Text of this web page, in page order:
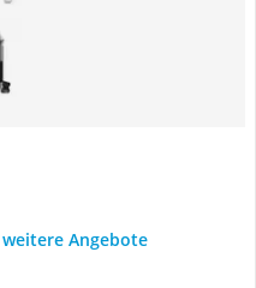
Angebote